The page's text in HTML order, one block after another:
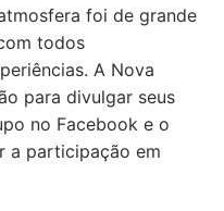
foi de grande
todos
A Nova
para divulgar seus
no Facebook e o
a participação em